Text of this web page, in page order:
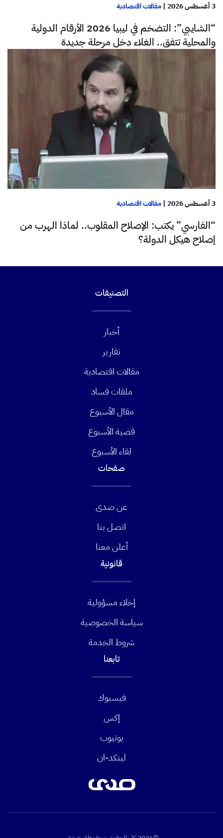
3 أغسطس 2026 | مقالات اقتصادية
“الشايبي”: التضخم في ليبيا 2026 الأرقام الدولية
والمحلية تتفق.. الغلاء دخل مرحلة جديدة
3 أغسطس 2026 | مقالات اقتصادية
“الفارسي” يكتب: الإصلاح المقلوب.. لماذا الهرب من
إصلاح هيكل الدولة؟
التصنيفات
أخبار
تقارير
مقالات اقتصادية
ملفات فساد
مقال الأسبوع
قضية الأسبوع
لقاء الأسبوع
صفحات
عن صدى
اتصل بنا
أعلن معنا
قانونية
إخلاء مسؤولية
سياسة الخصوصية
شروط الخدمة
تابعنا
فيسبوك
إكس
يوتيوب
لينكد-ان